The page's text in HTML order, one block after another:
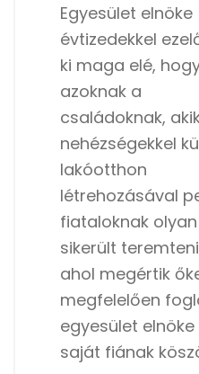
Egyesület elnöke
évtizedekkel
ki maga elé,
azoknak a
családoknak,
nehézségekkel
lakóotthon
létrehozásával
fiataloknak
sikerült
ahol megértik
megfelelően
egyesület
saját fiának